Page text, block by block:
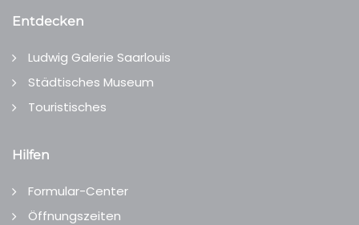
Entdecken
Ludwig Galerie Saarlouis
Städtisches Museum
Touristisches
Hilfen
Formular-Center
Öffnungszeiten